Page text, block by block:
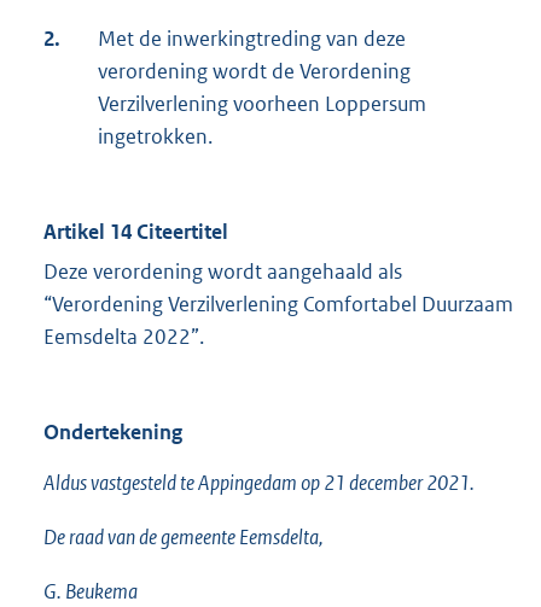
2.
Met de inwerkingtreding van deze
verordening wordt de Verordening
Verzilverlening voorheen Loppersum
ingetrokken.
Artikel 14 Citeertitel
Deze verordening wordt aangehaald als
“Verordening Verzilverlening Comfortabel Duurzaam
Eemsdelta 2022”.
Ondertekening
Aldus vastgesteld te Appingedam op 21 december 2021.
De raad van de gemeente Eemsdelta,
G. Beukema